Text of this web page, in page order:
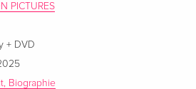
PICTURES
+ DVD
Biographie